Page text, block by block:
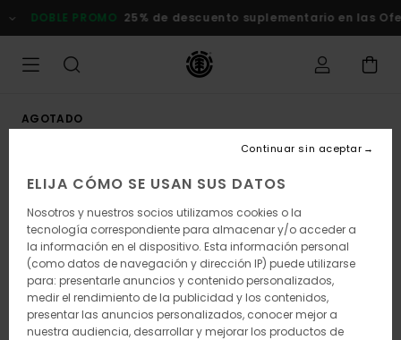
la
DOBLE PROMO 25% de descuento suplementario en las
AGOTADO
ELIJA CÓMO SE USAN SUS DATOS
Nosotros y nuestros socios utilizamos cookies o la
tecnología correspondiente para almacenar y/o acceder a
la información en el dispositivo. Esta información personal
(como datos de navegación y dirección IP) puede utilizarse
para: presentarle anuncios y contenido personalizados,
medir el rendimiento de la publicidad y los contenidos,
presentar las anuncios personalizados, conocer mejor a
nuestra audiencia, desarrollar y mejorar los productos de
Continuar sin aceptar